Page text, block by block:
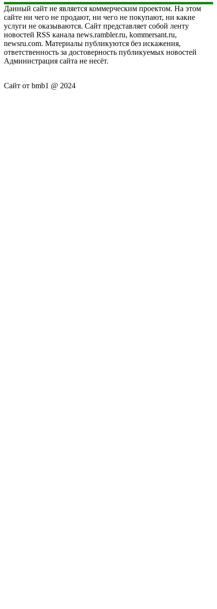
Данный сайт не является коммерческим проектом. На этом
сайте ни чего не продают, ни чего не покупают, ни какие
услуги не оказываются. Сайт представляет собой ленту
новостей RSS канала news.rambler.ru, kommersant.ru,
newsru.com. Материалы публикуются без искажения,
ответственность за достоверность публикуемых новостей
Администрация сайта не несёт.
Сайт от bmb1 @ 2024